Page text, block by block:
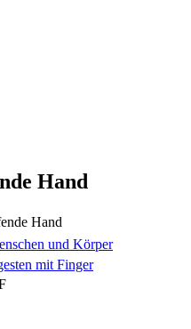
Hand
Hand
und Körper
mit Finger